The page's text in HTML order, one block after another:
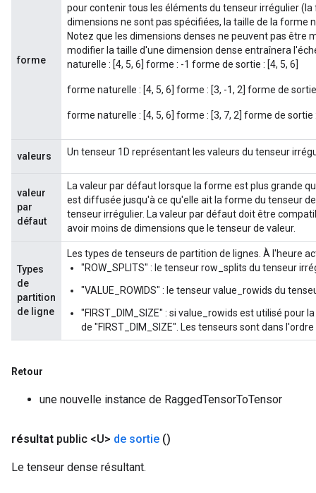
forme
pour contenir tous les éléments du tenseur irrégulier
dimensions ne sont pas spécifiées, la taille de la forme
Notez que les dimensions denses ne peuvent pas être
modifier la taille d'une dimension dense entraînera
naturelle : [4, 5, 6] forme : -1 forme de sortie : [4, 5, 6]
forme naturelle : [4, 5, 6] forme : [3, -1, 2] forme de sortie
forme naturelle : [4, 5, 6] forme : [3, 7, 2] forme de sortie
valeurs Un tenseur 1D représentant les valeurs du tenseur
valeur
par
défaut
La valeur par défaut lorsque la forme est plus grande
est diffusée jusqu'à ce qu'elle ait la forme du tenseur
tenseur irrégulier. La valeur par défaut doit être
avoir moins de dimensions que le tenseur de valeur.
Types
de
partition
de ligne
Les types de tenseurs de partition de lignes. À l'heure
"ROW_SPLITS" : le tenseur row_splits du tenseur
"VALUE_ROWIDS" : le tenseur value_rowids du
"FIRST_DIM_SIZE" : si value_rowids est utilisé pour
de "FIRST_DIM_SIZE". Les tenseurs sont dans
Retour
une nouvelle instance de RaggedTensorToTensor
résultat public <U> de sortie ()
Le tenseur dense résultant.